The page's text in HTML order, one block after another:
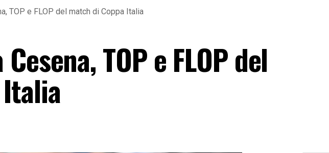
TOP e FLOP del match di Coppa Italia
TOP e FLOP del